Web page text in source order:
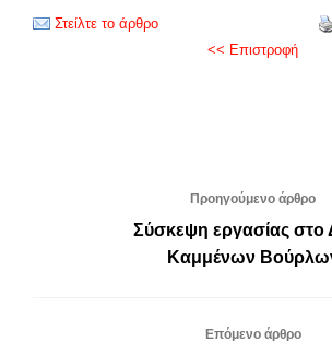
Στείλτε το άρθρο
<< Επιστροφή
Προηγούμενο άρθρο
Σύσκεψη εργασίας στο
Καμμένων
Επόμενο άρθρο